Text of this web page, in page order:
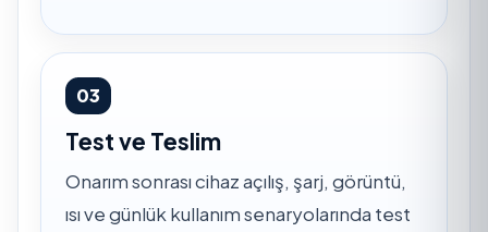
03
Test ve Teslim
Onarım sonrası cihaz açılış, şarj, görüntü,
ısı ve günlük kullanım senaryolarında test